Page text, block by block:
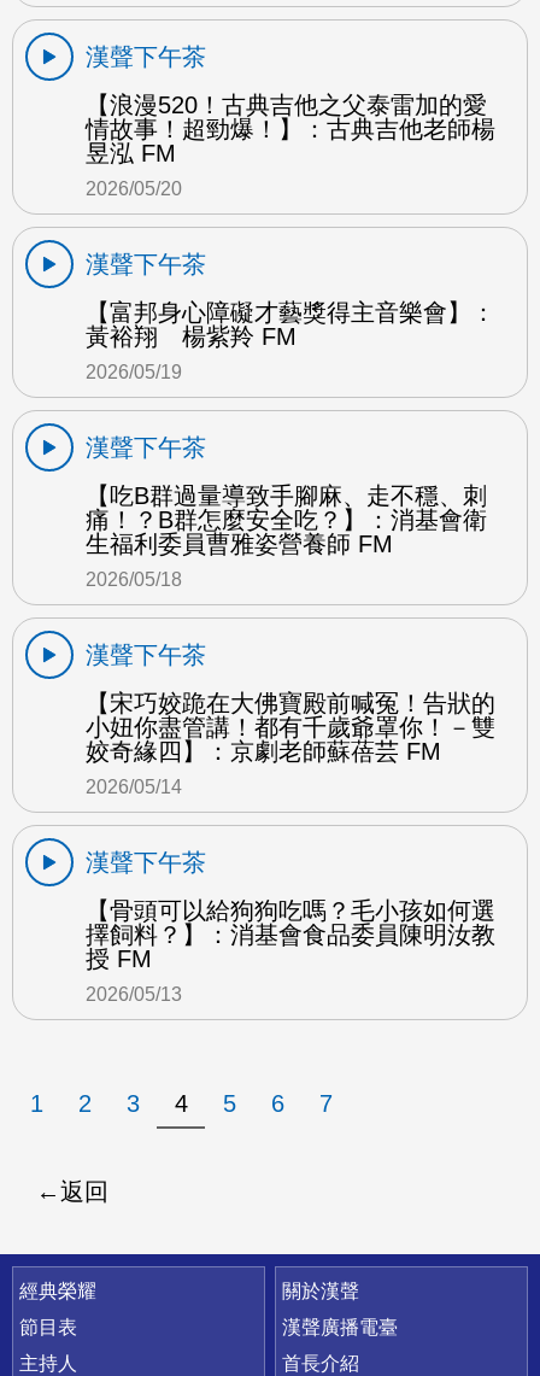
漢聲下午茶
【浪漫520！古典吉他之父泰雷加的愛
情故事！超勁爆！】：古典吉他老師楊
昱泓 FM
2026/05/20
漢聲下午茶
【富邦身心障礙才藝獎得主音樂會】：
黃裕翔 楊紫羚 FM
2026/05/19
漢聲下午茶
【吃B群過量導致手腳麻、走不穩、刺
痛！？B群怎麼安全吃？】：消基會衛
生福利委員曹雅姿營養師 FM
2026/05/18
漢聲下午茶
【宋巧姣跪在大佛寶殿前喊冤！告狀的
小妞你盡管講！都有千歲爺罩你！－雙
姣奇緣四】：京劇老師蘇蓓芸 FM
2026/05/14
漢聲下午茶
【骨頭可以給狗狗吃嗎？毛小孩如何選
擇飼料？】：消基會食品委員陳明汝教
授 FM
2026/05/13
1 2 3 4 5 6 7
返回
快速連結
經典榮耀
節目表
主持人
關於漢聲
漢聲廣播電臺
首長介紹